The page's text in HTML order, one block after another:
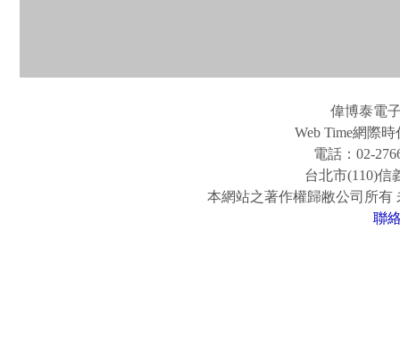
偉博泰電
Web Time網際
電話：02-
台北市(110)信
本網站之著作權歸敝公司所有
聯